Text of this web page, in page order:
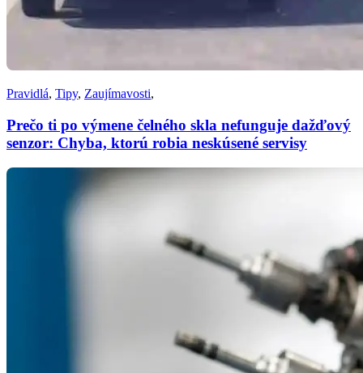
Pravidlá, Tipy, Zaujímavosti,
Prečo ti po výmene čelného skla nefunguje dažďový
senzor: Chyba, ktorú robia neskúsené servisy